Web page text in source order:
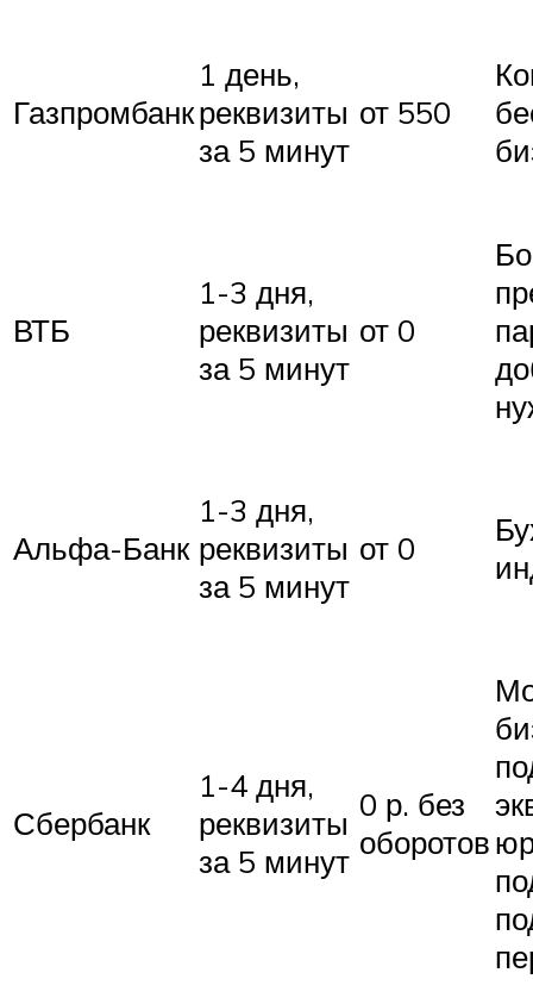
Газпромбанк
1 день,
реквизиты
за 5 минут
от 550
ВТБ
1-3 дня,
реквизиты
за 5 минут
от 0
Альфа-Банк
1-3 дня,
реквизиты
за 5 минут
от 0
Сбербанк
1-4 дня,
реквизиты
за 5 минут
0 р. без
оборотов